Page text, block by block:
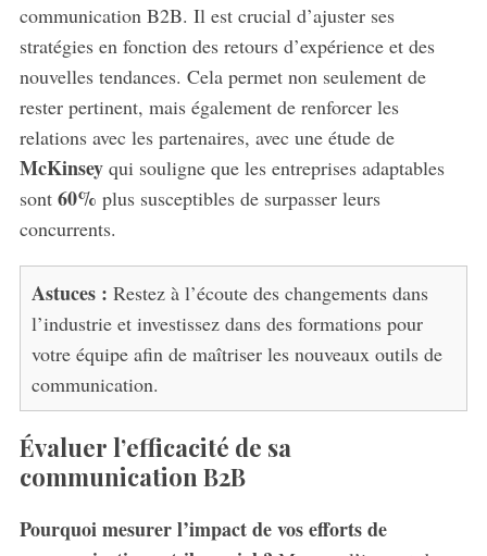
communication B2B. Il est crucial d’ajuster ses
stratégies en fonction des retours d’expérience et des
nouvelles tendances. Cela permet non seulement de
rester pertinent, mais également de renforcer les
relations avec les partenaires, avec une étude de
McKinseyqui souligne que les entreprises adaptables
sont 60% plus susceptibles de surpasser leurs
concurrents.
Astuces : Restez à l’écoute des changements dans
l’industrie et investissez dans des formations pour
votre équipe afin de maîtriser les nouveaux outils de
communication.
Évaluer l’efficacité de sa
communication B2B
Pourquoi mesurer l’impact de vos efforts de